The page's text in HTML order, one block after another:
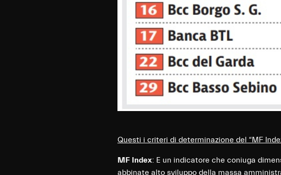
Questi i criteri di determinazione del “MF
MF Index: E un indicatore che coniuga
abbinate alto sviluppo della massa